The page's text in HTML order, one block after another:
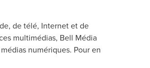
de télé, Internet et de
multimédias, Bell Média
numériques. Pour en